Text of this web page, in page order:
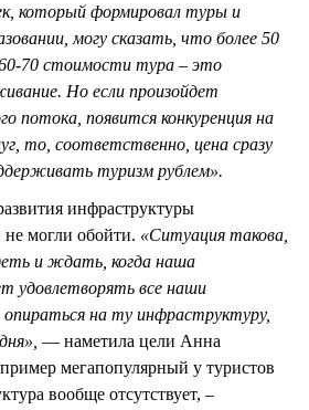
который формировал туры и
могу сказать, что более 50
70 стоимости тура – это
Но если произойдет
потока, появится конкуренция на
то, соответственно, цена сразу
туризм рублем».
инфраструктуры
могли обойти. «Ситуация такова,
и ждать, когда наша
удовлетворять все наши
на ту инфраструктуру,
— наметила цели Анна
мегапопулярный у туристов
вообще отсутствует, –